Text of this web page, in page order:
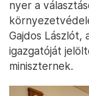
nyer a
Gajdos Lászlót,
igazgatóját
miniszternek.